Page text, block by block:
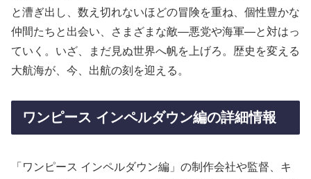
と漕ぎ出し、数え切れないほどの冒険を重ね、個性豊かな
仲間たちと出会い、さまざまな敵—悪党や海軍—と対はっ
ていく。いざ、まだ見ぬ世界へ帆を上げろ。歴史を変える
大航海が、今、出航の刻を迎える。
ワンピース インペルダウン編の詳細情報
「ワンピース インペルダウン編」の制作会社や監督、キ